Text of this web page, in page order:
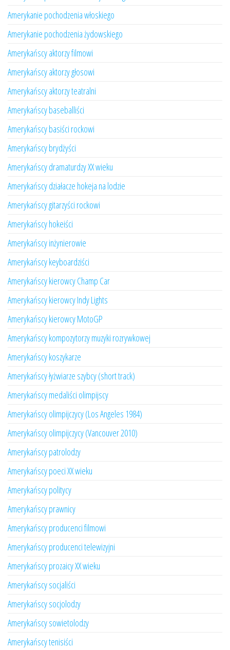
Amerykanie pochodzenia włoskiego
Amerykanie pochodzenia żydowskiego
Amerykańscy aktorzy filmowi
Amerykańscy aktorzy głosowi
Amerykańscy aktorzy teatralni
Amerykańscy baseballiści
Amerykańscy basiści rockowi
Amerykańscy brydżyści
Amerykańscy dramaturdzy XX wieku
Amerykańscy działacze hokeja na lodzie
Amerykańscy gitarzyści rockowi
Amerykańscy hokeiści
Amerykańscy inżynierowie
Amerykańscy keyboardziści
Amerykańscy kierowcy Champ Car
Amerykańscy kierowcy Indy Lights
Amerykańscy kierowcy MotoGP
Amerykańscy kompozytorzy muzyki rozrywkowej
Amerykańscy koszykarze
Amerykańscy łyżwiarze szybcy (short track)
Amerykańscy medaliści olimpijscy
Amerykańscy olimpijczycy (Los Angeles 1984)
Amerykańscy olimpijczycy (Vancouver 2010)
Amerykańscy patrolodzy
Amerykańscy poeci XX wieku
Amerykańscy politycy
Amerykańscy prawnicy
Amerykańscy producenci filmowi
Amerykańscy producenci telewizyjni
Amerykańscy prozaicy XX wieku
Amerykańscy socjaliści
Amerykańscy socjolodzy
Amerykańscy sowietolodzy
Amerykańscy tenisiści